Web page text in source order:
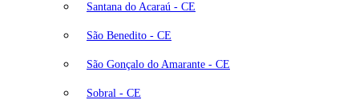
Santana do Acaraú - CE
São Benedito - CE
São Gonçalo do Amarante - CE
Sobral - CE